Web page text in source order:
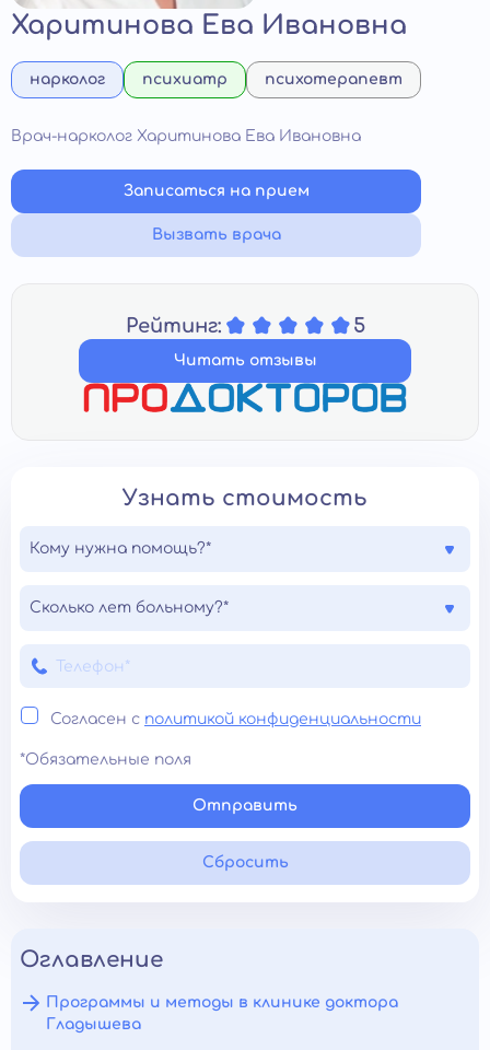
Харитинова Ева Ивановна
нарколог психиатр психотерапевт
Врач-нарколог Харитинова Ева Ивановна
Записаться на прием
Вызвать врача
Рейтинг: 5
Читать отзывы
Узнать стоимость
Кому нужна помощь?*
Сколько лет больному?*
Согласен с политикой конфиденциальности
*Обязательные поля
Отправить
Сбросить
Оглавление
Программы и методы в клинике доктора
Гладышева